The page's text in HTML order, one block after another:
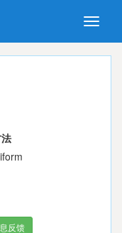
Toggle
荐性国家标准
standards in foreign
反馈